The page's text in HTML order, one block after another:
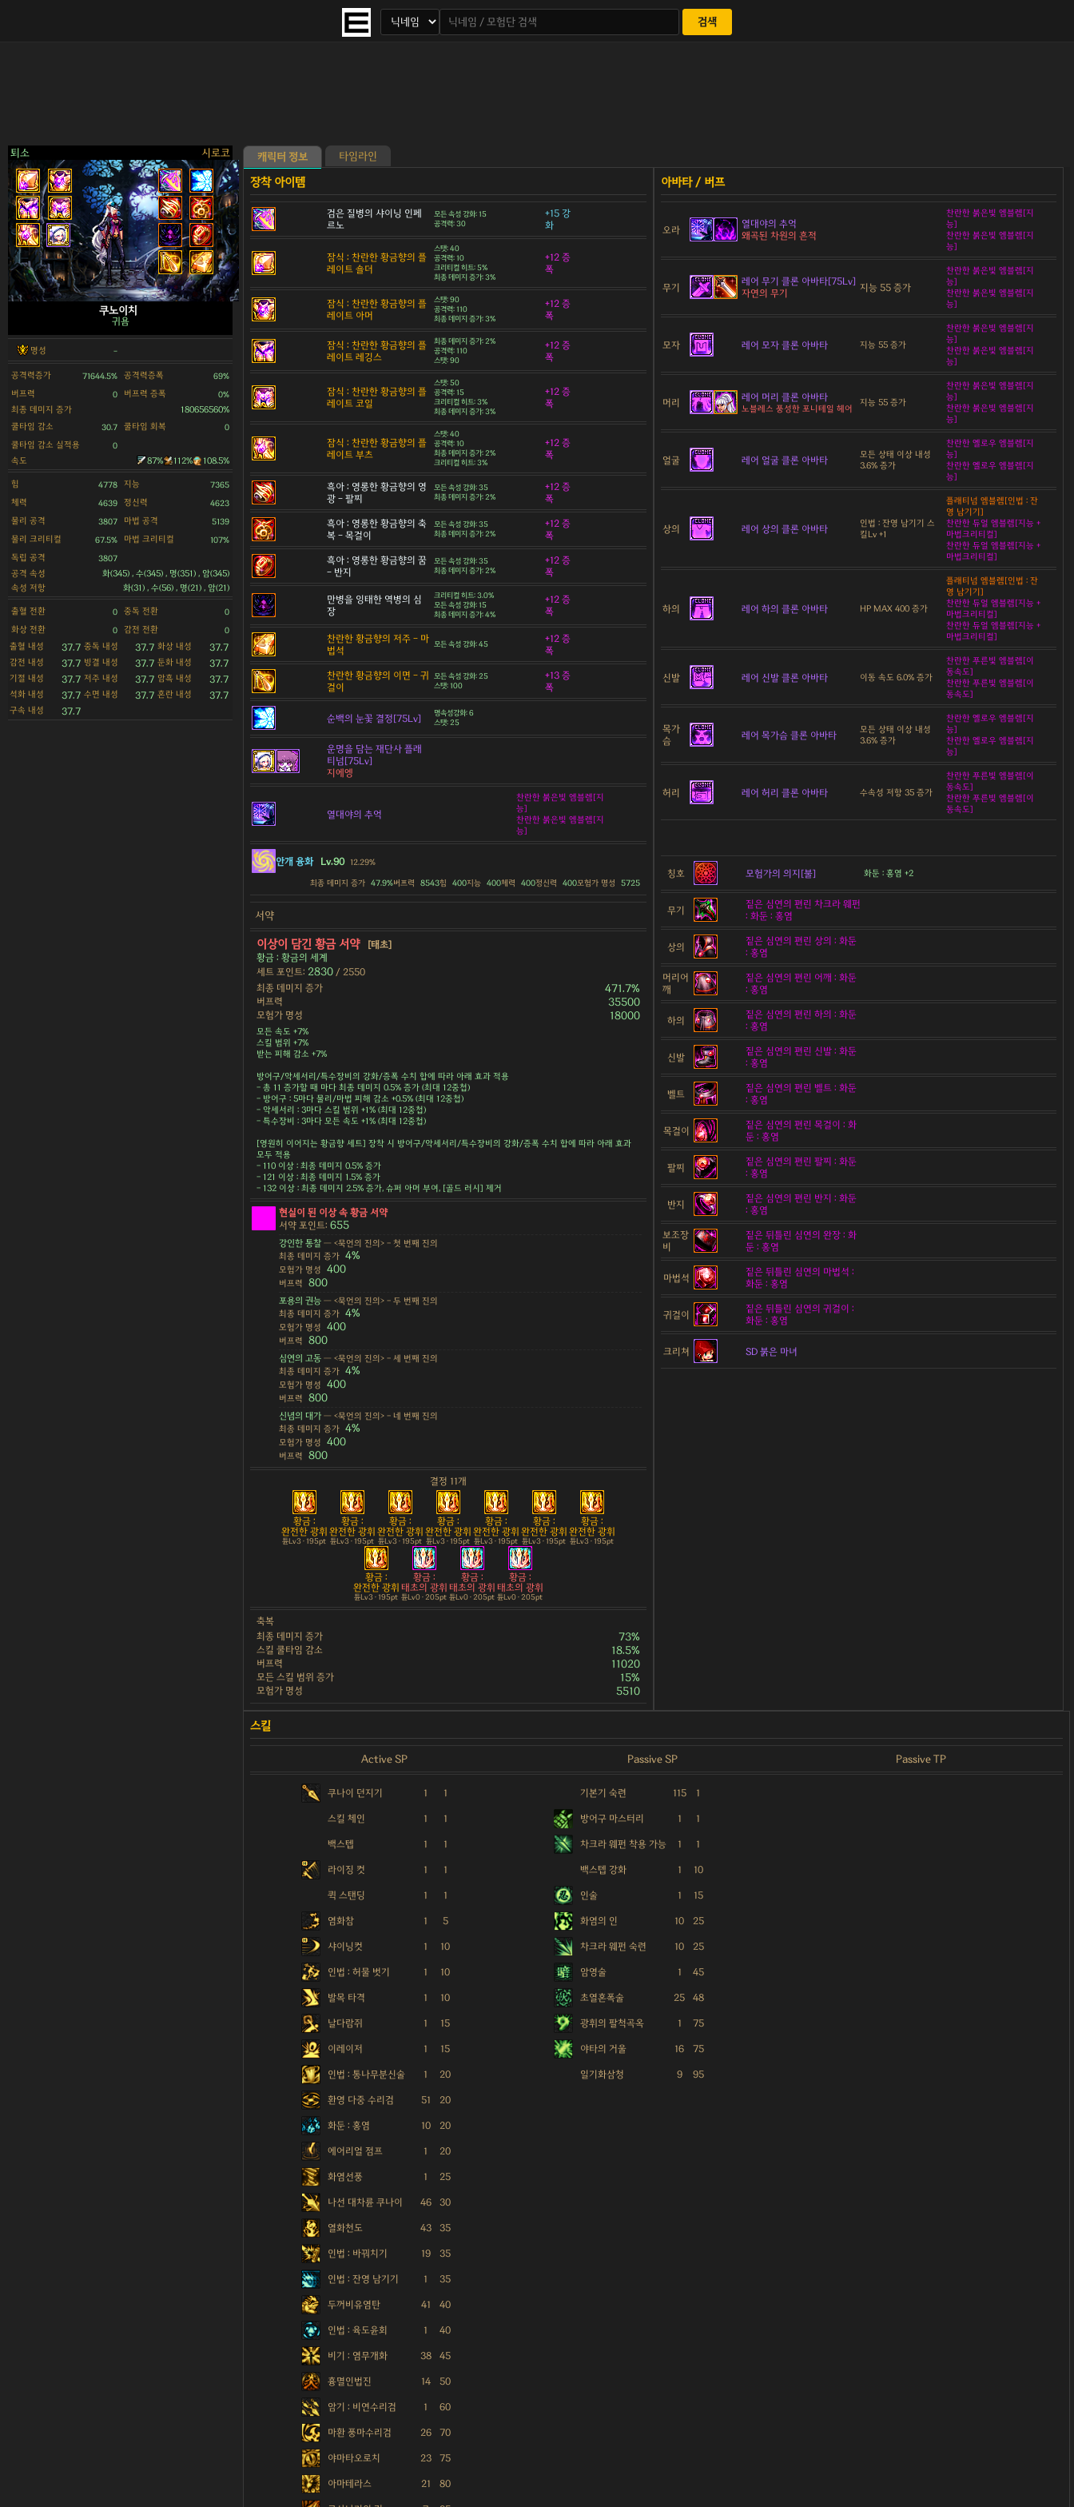
검색
퇴소 시로코
>
쿠노이치
귀욤
명성 -
공격력증가 71644.5% 공격력증폭 69%
버프력 0 버프력 증폭 0%
최종 데미지 증가
180656560%
쿨타임 감소
30.7 쿨타임 회복 0
쿨타임 감소 실적용 0
속도 87% 112% 108.5%
힘 4778 지능 7365
체력 4639 정신력 4623
물리 공격 3807 마법 공격 5139
물리 크리티컬 67.5% 마법 크리티컬 107%
독립 공격 3807
공격 속성
화(345) , 수(345) , 명(351) , 암(345)
속성 저항
화(31) , 수(56) , 명(21) , 암(21)
출혈 전환 0 중독 전환 0
화상 전환 0 감전 전환 0
출혈 내성 37.7 중독 내성 37.7 화상 내성 37.7
감전 내성 37.7 빙결 내성 37.7 둔화 내성 37.7
기절 내성 37.7 저주 내성 37.7 암흑 내성 37.7
석화 내성 37.7 수면 내성 37.7 혼란 내성 37.7
구속 내성 37.7
캐릭터 정보 타임라인
검은 질병의 샤이닝 인페
르노
모든 속성 강화: 15
공격력: 30
+15 강
화
잠식 : 찬란한 황금향의 플
레이트 숄더
스탯: 40
공격력: 10
크리티컬 히트: 5%
최종 데미지 증가: 3%
+12 증
폭
잠식 : 찬란한 황금향의 플
레이트 아머
스탯: 90
공격력: 110
최종 데미지 증가: 3%
+12 증
폭
잠식 : 찬란한 황금향의 플
레이트 레깅스
최종 데미지 증가: 2%
공격력: 110
스탯: 90
+12 증
폭
잠식 : 찬란한 황금향의 플
레이트 코일
스탯: 50
공격력: 15
크리티컬 히트: 3%
최종 데미지 증가: 3%
+12 증
폭
잠식 : 찬란한 황금향의 플
레이트 부츠
스탯: 40
공격력: 10
최종 데미지 증가: 2%
크리티컬 히트: 3%
+12 증
폭
흑아 : 영롱한 황금향의 영
광 - 팔찌
모든 속성 강화: 35
최종 데미지 증가: 2%
+12 증
폭
흑아 : 영롱한 황금향의 축
복 - 목걸이
모든 속성 강화: 35
최종 데미지 증가: 2%
+12 증
폭
흑아 : 영롱한 황금향의 꿈
- 반지
모든 속성 강화: 35
최종 데미지 증가: 2%
+12 증
폭
만병을 잉태한 역병의 심
장
크리티컬 히트: 3.0%
모든 속성 강화: 15
최종 데미지 증가: 4%
+12 증
폭
찬란한 황금향의 저주 - 마
법석
모든 속성 강화: 45
+12 증
폭
찬란한 황금향의 이면 - 귀
걸이
모든 속성 강화: 25
스탯: 100
+13 증
폭
순백의 눈꽃 결정[75Lv]
명속성강화: 6
스탯: 25
운명을 담는 재단사 플래
티넘[75Lv]
지에엥
열대야의 추억
찬란한 붉은빛 엠블렘[지
능]
찬란한 붉은빛 엠블렘[지
능]
안개 융화 Lv.90 12.29%
최종 데미지 증가 47.9%버프력 8543힘 400지능 400체력 400정신력 400모험가 명성 5725
서약
이상이 담긴 황금 서약
[태초]
황금 : 황금의 세계
세트 포인트: 2830 / 2550
최종 데미지 증가
471.7%
버프력 35500
모험가 명성 18000
모든 속도 +7%
스킬 범위 +7%
받는 피해 감소 +7%
방어구/악세서리/특수장비의 강화/증폭 수치 합에 따라 아래 효과 적용
- 총 11 증가할 때 마다 최종 데미지 0.5% 증가 (최대 12중첩)
- 방어구 : 5마다 물리/마법 피해 감소 +0.5% (최대 12중첩)
- 악세서리 : 3마다 스킬 범위 +1% (최대 12중첩)
- 특수장비 : 3마다 모든 속도 +1% (최대 12중첩)
[영원히 이어지는 황금향 세트] 장착 시 방어구/악세서리/특수장비의 강화/증폭 수치 합에 따라 아래 효과
모두 적용
- 110 이상 : 최종 데미지 0.5% 증가
- 121 이상 : 최종 데미지 1.5% 증가
- 132 이상 : 최종 데미지 2.5% 증가, 슈퍼 아머 부여, [골드 러시] 제거
현실이 된 이상 속 황금 서약
서약 포인트: 655
강인한 통찰 — <묵언의 진의> - 첫 번째 진의
최종 데미지 증가 4%
모험가 명성 400
버프력 800
포용의 권능 — <묵언의 진의> - 두 번째 진의
최종 데미지 증가 4%
모험가 명성 400
버프력 800
심연의 고동 — <묵언의 진의> - 세 번째 진의
최종 데미지 증가 4%
모험가 명성 400
버프력 800
신념의 대가 — <묵언의 진의> - 네 번째 진의
최종 데미지 증가 4%
모험가 명성 400
버프력 800
결정 11개
황금 :
완전한 광휘
튠Lv3 · 195pt
황금 :
완전한 광휘
튠Lv3 · 195pt
황금 :
완전한 광휘
튠Lv3 · 195pt
황금 :
완전한 광휘
튠Lv3 · 195pt
황금 :
완전한 광휘
튠Lv3 · 195pt
황금 :
완전한 광휘
튠Lv3 · 195pt
황금 :
완전한 광휘
튠Lv3 · 195pt
황금 :
완전한 광휘
튠Lv3 · 195pt
황금 :
태초의 광휘
튠Lv0 · 205pt
황금 :
태초의 광휘
튠Lv0 · 205pt
황금 :
태초의 광휘
튠Lv0 · 205pt
축복
최종 데미지 증가
73%
스킬 쿨타임 감소 18.5%
버프력 11020
모든 스킬 범위 증가 15%
모험가 명성 5510
오라
열대야의 추억
왜곡된 차원의 흔적
찬란한 붉은빛 엠블렘[지
능]
찬란한 붉은빛 엠블렘[지
능]
무기
레어 무기 클론 아바타[75Lv]
자연의 무기
지능 55 증가
찬란한 붉은빛 엠블렘[지
능]
찬란한 붉은빛 엠블렘[지
능]
모자 레어 모자 클론 아바타 지능 55 증가
찬란한 붉은빛 엠블렘[지
능]
찬란한 붉은빛 엠블렘[지
능]
머리 레어 머리 클론 아바타
노블레스 풍성한 포니테일 헤어
지능 55 증가
찬란한 붉은빛 엠블렘[지
능]
찬란한 붉은빛 엠블렘[지
능]
얼굴 레어 얼굴 클론 아바타
모든 상태 이상 내성
3.6% 증가
찬란한 옐로우 엠블렘[지
능]
찬란한 옐로우 엠블렘[지
능]
상의 레어 상의 클론 아바타
인법 : 잔영 남기기 스
킬Lv +1
플래티넘 엠블렘[인법 : 잔
영 남기기]
찬란한 듀얼 엠블렘[지능 +
마법크리티컬]
찬란한 듀얼 엠블렘[지능 +
마법크리티컬]
하의 레어 하의 클론 아바타 HP MAX 400 증가
플래티넘 엠블렘[인법 : 잔
영 남기기]
찬란한 듀얼 엠블렘[지능 +
마법크리티컬]
찬란한 듀얼 엠블렘[지능 +
마법크리티컬]
신발 레어 신발 클론 아바타 이동 속도 6.0% 증가
찬란한 푸른빛 엠블렘[이
동속도]
찬란한 푸른빛 엠블렘[이
동속도]
목가
슴
레어 목가슴 클론 아바타
모든 상태 이상 내성
3.6% 증가
찬란한 옐로우 엠블렘[지
능]
찬란한 옐로우 엠블렘[지
능]
허리 레어 허리 클론 아바타 수속성 저항 35 증가
찬란한 푸른빛 엠블렘[이
동속도]
찬란한 푸른빛 엠블렘[이
동속도]
칭호 모험가의 의지[불] 화둔 : 홍염 +2
무기
짙은 심연의 편린 차크라 웨펀
: 화둔 : 홍염
상의
짙은 심연의 편린 상의 : 화둔
: 홍염
머리어
깨
짙은 심연의 편린 어깨 : 화둔
: 홍염
하의
짙은 심연의 편린 하의 : 화둔
: 홍염
신발
짙은 심연의 편린 신발 : 화둔
: 홍염
벨트
짙은 심연의 편린 벨트 : 화둔
: 홍염
목걸이
짙은 심연의 편린 목걸이 : 화
둔 : 홍염
팔찌
짙은 심연의 편린 팔찌 : 화둔
: 홍염
반지
짙은 심연의 편린 반지 : 화둔
: 홍염
보조장
비
짙은 뒤틀린 심연의 완장 : 화
둔 : 홍염
마법석
짙은 뒤틀린 심연의 마법석 :
화둔 : 홍염
귀걸이
짙은 뒤틀린 심연의 귀걸이 :
화둔 : 홍염
크리쳐 SD 붉은 마녀
Active SP Passive SP Passive TP
쿠나이 던지기 1 1
스킬 체인 1 1
백스텝 1 1
라이징 컷 1 1
퀵 스탠딩 1 1
염화참 1 5
샤이닝컷 1 10
인법 : 허물 벗기 1 10
발목 타격 1 10
날다람쥐 1 15
이레이저 1 15
인법 : 통나무분신술 1 20
환영 다중 수리검 51 20
화둔 : 홍염 10 20
에어리얼 점프 1 20
화염선풍 1 25
나선 대차륜 쿠나이 46 30
열화천도 43 35
인법 : 바꿔치기 19 35
인법 : 잔영 남기기 1 35
두꺼비유염탄 41 40
인법 : 육도윤회 1 40
비기 : 염무개화 38 45
흉멸인법진 14 50
암기 : 비연수리검 1 60
마환 풍마수리검 26 70
야마타오로치 23 75
아마테라스 21 80
기본기 숙련 115 1
방어구 마스터리 1 1
차크라 웨펀 착용 가능 1 1
백스텝 강화 1 10
인술 1 15
화염의 인 10 25
차크라 웨펀 숙련 10 25
암영술 1 45
초열혼폭술 25 48
광휘의 팔척곡옥 1 75
야타의 거울 16 75
일기화삼청 9 95